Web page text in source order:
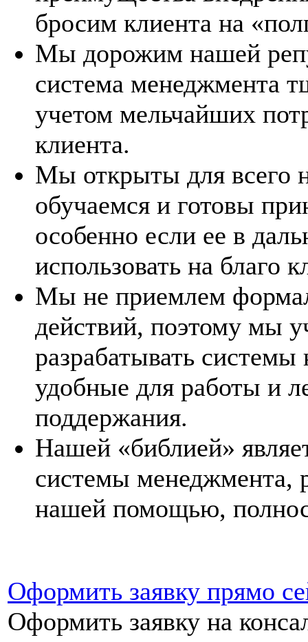
бросим клиента на
Мы дорожим нашей
система менеджмента
учетом мельчайших
клиента.
Мы открыты для всего
обучаемся и готовы
особенно если ее в
использовать на благо
Мы не приемлем
действий, поэтому мы
разрабатывать системы
удобные для работы и
поддержания.
Нашей «библией»
системы менеджмента,
нашей помощью,
Оформить заявку прямо
Оформить заявку на